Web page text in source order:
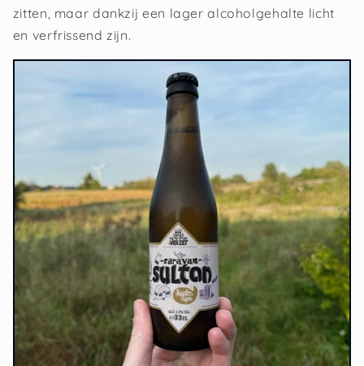
zitten, maar dankzij een lager alcoholgehalte licht
en verfrissend zijn.